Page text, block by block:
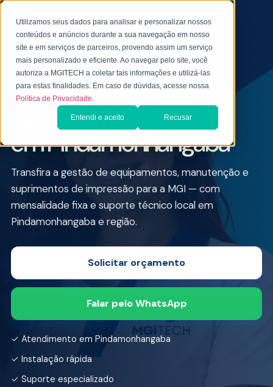
Utilizamos seus dados para analisar e personalizar nossos
conteúdos e anúncios durante a sua navegação em nosso
site e em serviços de parceiros, provendo assim um serviço
mais personalizado e eficiente. Ao navegar pelo site, você
autoriza a MGITECH a coletar tais informações e utilizá-las
para estas finalidades. Em caso de dúvidas, acesse nossa
Política de Privacidade.
Entendi e aceito Recusar
ALUGUEL DE IMPRESSORA PARA EMPRESAS
Aluguel de Impressoras
em Pindamonhangaba
Transfira a gestão de equipamentos, manutenção e
suprimentos de impressão para a MGI — com
mensalidade fixa e suporte técnico local em
Pindamonhangaba e região.
Solicitar orçamento
Falar pelo WhatsApp
✓ Atendimento em Pindamonhangaba
✓ Instalação rápida
✓ Suporte especializado